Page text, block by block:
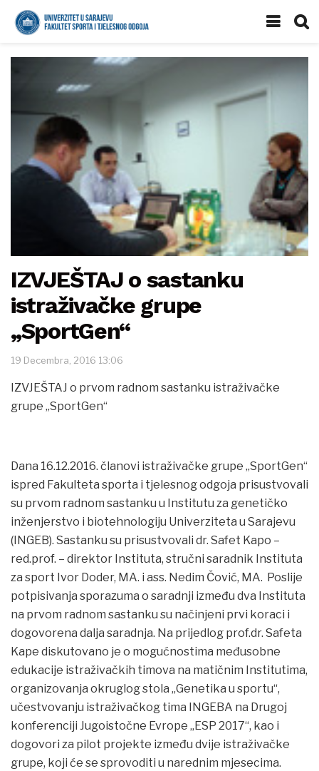
IZVJEŠTAJ o sastanku
istraživačke grupe
„SportGen“
19 Decembra, 2016 13:06
IZVJEŠTAJ o prvom radnom sastanku istraživačke
grupe „SportGen“
Dana 16.12.2016. članovi istraživačke grupe „SportGen“
ispred Fakulteta sporta i tjelesnog odgoja prisustvovali
su prvom radnom sastanku u Institutu za genetičko
inženjerstvo i biotehnologiju Univerziteta u Sarajevu
(INGEB). Sastanku su prisustvovali dr. Safet Kapo –
red.prof. – direktor Instituta, stručni saradnik Instituta
za sport Ivor Doder, MA. i ass. Nedim Čović, MA. Poslije
potpisivanja sporazuma o saradnji između dva Instituta
na prvom radnom sastanku su načinjeni prvi koraci i
dogovorena dalja saradnja. Na prijedlog prof.dr. Safeta
Kape diskutovano je o mogućnostima međusobne
edukacije istraživačkih timova na matičnim Institutima,
organizovanja okruglog stola „Genetika u sportu“,
učestvovanju istraživačkog tima INGEBA na Drugoj
konferenciji Jugoistočne Evrope „ESP 2017“, kao i
dogovori za pilot projekte između dvije istraživačke
grupe, koji će se sprovoditi u narednim mjesecima.